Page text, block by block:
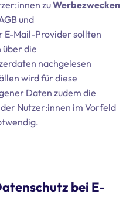
zuWerbezwecken
und
E-Mail-Provider sollten
die
nachgelesen
wird für diese
Daten zudem die
Nutzer:innen im Vorfeld
bei E-